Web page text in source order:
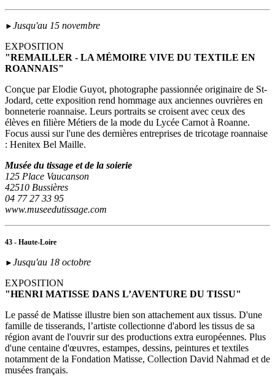
► Jusqu'au 15 novembre
EXPOSITION
"REMAILLER - LA MÉMOIRE VIVE DU TEXTILE EN
ROANNAIS"
Conçue par Elodie Guyot, photographe passionnée originaire de St-
Jodard, cette exposition rend hommage aux anciennes ouvrières en
bonneterie roannaise. Leurs portraits se croisent avec ceux des
élèves en filière Métiers de la mode du Lycée Carnot à Roanne.
Focus aussi sur l'une des dernières entreprises de tricotage roannaise
: Henitex Bel Maille.
Musée du tissage et de la soierie
125 Place Vaucanson
42510 Bussières
04 77 27 33 95
www.museedutissage.com
43 - Haute-Loire
► Jusqu'au 18 octobre
EXPOSITION
"HENRI MATISSE DANS L’AVENTURE DU TISSU"
Le passé de Matisse illustre bien son attachement aux tissus. D'une
famille de tisserands, l’artiste collectionne d'abord les tissus de sa
région avant de l'ouvrir sur des productions extra européennes. Plus
d'une centaine d'œuvres, estampes, dessins, peintures et textiles
notamment de la Fondation Matisse, Collection David Nahmad et de
musées français.